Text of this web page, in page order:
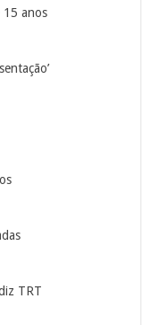
15 anos
TRT